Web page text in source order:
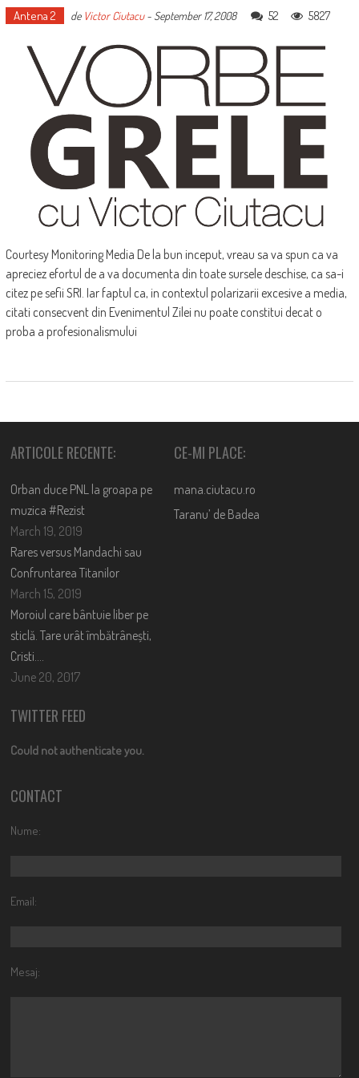
Antena 2 de Victor Ciutacu- September 17, 2008 52 5827
Courtesy Monitoring Media De la bun inceput, vreau sa va spun ca va
apreciez efortul de a va documenta din toate sursele deschise, ca sa-i
citez pe sefii SRI. Iar faptul ca, in contextul polarizarii excesive a media,
citati consecvent din Evenimentul Zilei nu poate constitui decat o
proba a profesionalismului
ARTICOLE RECENTE:
Orban duce PNL la groapa pe
muzica #Rezist
March 19, 2019
Rares versus Mandachi sau
Confruntarea Titanilor
March 15, 2019
Moroiul care bântuie liber pe
sticlă. Tare urât îmbătrânești,
Cristi….
June 20, 2017
CE-MI PLACE:
mana.ciutacu.ro
Taranu’ de Badea
TWITTER FEED
Could not authenticate you.
CONTACT
Nume:
Email:
Mesaj: